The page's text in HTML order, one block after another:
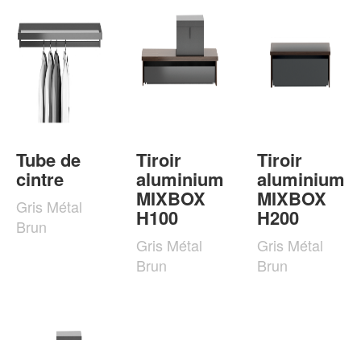
Tube de
cintre
Gris Métal
Brun
Tiroir
aluminium
MIXBOX
H100
Gris Métal
Brun
Tiroir
aluminium
MIXBOX
H200
Gris Métal
Brun